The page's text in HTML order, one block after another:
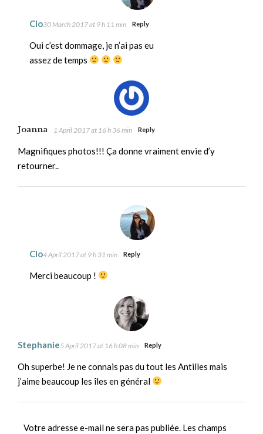
Clo30 March 2017 at 9 h 11 min Reply
Oui c’est dommage, je n’ai pas eu
assez de temps
Joanna 1 April 2017 at 16 h 36 min Reply
Magnifiques photos!!! Ça donne vraiment envie d’y
retourner..
Clo4 April 2017 at 9 h 31 min Reply
Merci beaucoup !
Stephanie5 April 2017 at 16 h 08 min Reply
Oh superbe! Je ne connais pas du tout les Antilles mais
j’aime beaucoup les îles en général
Votre adresse e-mail ne sera pas publiée. Les champs